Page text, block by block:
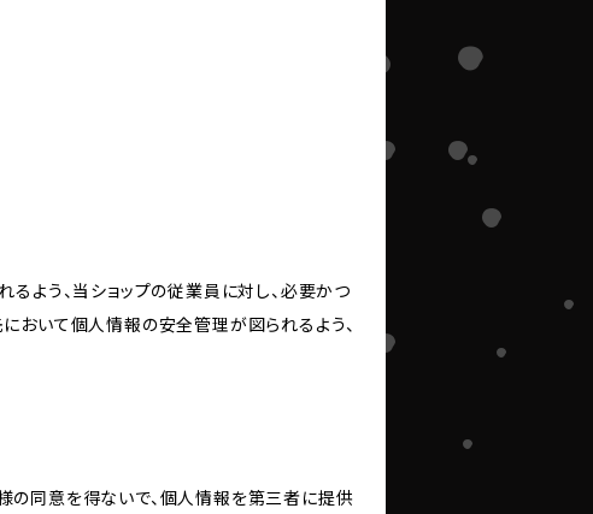
よう、当ショップの従業員に対し、必要かつ
おいて個人情報の安全管理が図られるよう、
の同意を得ないで、個人情報を第三者に提供